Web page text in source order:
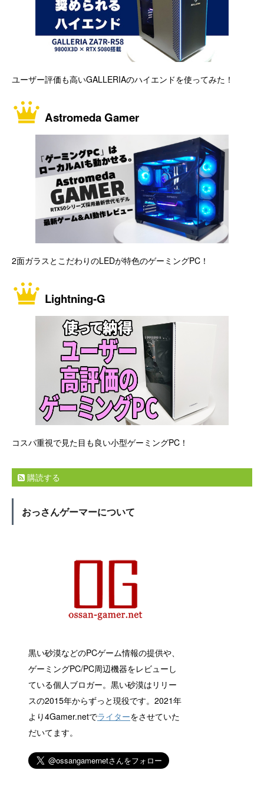
ユーザー評価も高いGALLERIAのハイエンドを使ってみた！
Astromeda Gamer
2面ガラスとこだわりのLEDが特色のゲーミングPC！
Lightning-G
コスパ重視で見た目も良い小型ゲーミングPC！
購読する
おっさんゲーマーについて
黒い砂漠などのPCゲーム情報の提供や、
ゲーミングPC/PC周辺機器をレビューし
ている個人ブロガー。黒い砂漠はリリー
スの2015年からずっと現役です。2021年
より4Gamer.netでライターをさせていた
だいてます。